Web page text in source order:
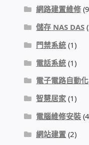
門禁安全控制 工
建築技術設備設置
租屋維修、租屋
智慧電錶、儲值
公用房間插卡
網路建置維修
儲存 NAS DAS
門禁系統 (1)
電話系統 (1)
電子電路自動化
智慧居家 (1)
電腦維修安裝
網站建置 (2)